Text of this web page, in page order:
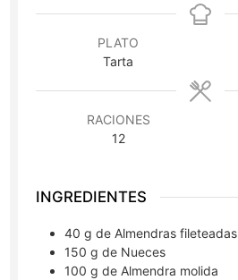
PLATO
Tarta
RACIONES
12
INGREDIENTES
40 g de Almendras fileteadas
150 g de Nueces
100 g de Almendra molida